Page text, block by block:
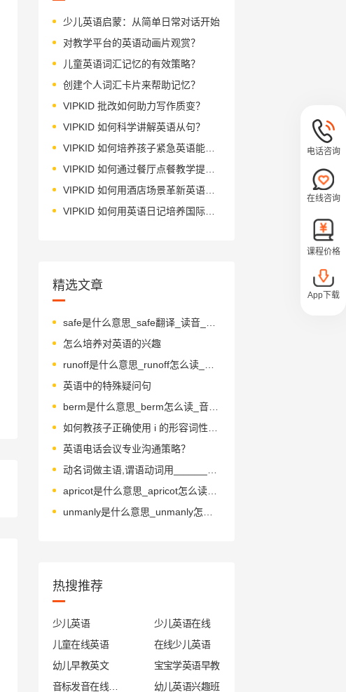
少儿英语启蒙：从简单日常对话开始
对教学平台的英语动画片观赏？
儿童英语词汇记忆的有效策略？
创建个人词汇卡片来帮助记忆？
VIPKID 批改如何助力写作质变？
VIPKID 如何科学讲解英语从句？
VIPKID 如何培养孩子紧急英语能力？
VIPKID 如何通过餐厅点餐教学提升少儿英语应用能力？
VIPKID 如何用酒店场景革新英语教学？
VIPKID 如何用英语日记培养国际化人才？
精选文章
怎么培养对英语的兴趣
英语中的特殊疑问句
berm是什么意思_berm怎么读_音标bɜ-m
英语电话会议专业沟通策略？
apricot是什么意思_apricot怎么读_音标'eɪprɪkɒt
热搜推荐
少儿英语
少儿英语在线
儿童在线英语
在线少儿英语
幼儿早教英文
宝宝学英语早教
幼儿英语兴趣班
电话咨询
在线咨询
课程价格
App下载